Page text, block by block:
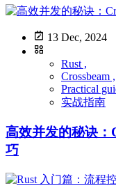
13 Dec, 2024
Rust ,
Crossbeam ,
Practical
实战指南
高效并发的秘诀：
巧